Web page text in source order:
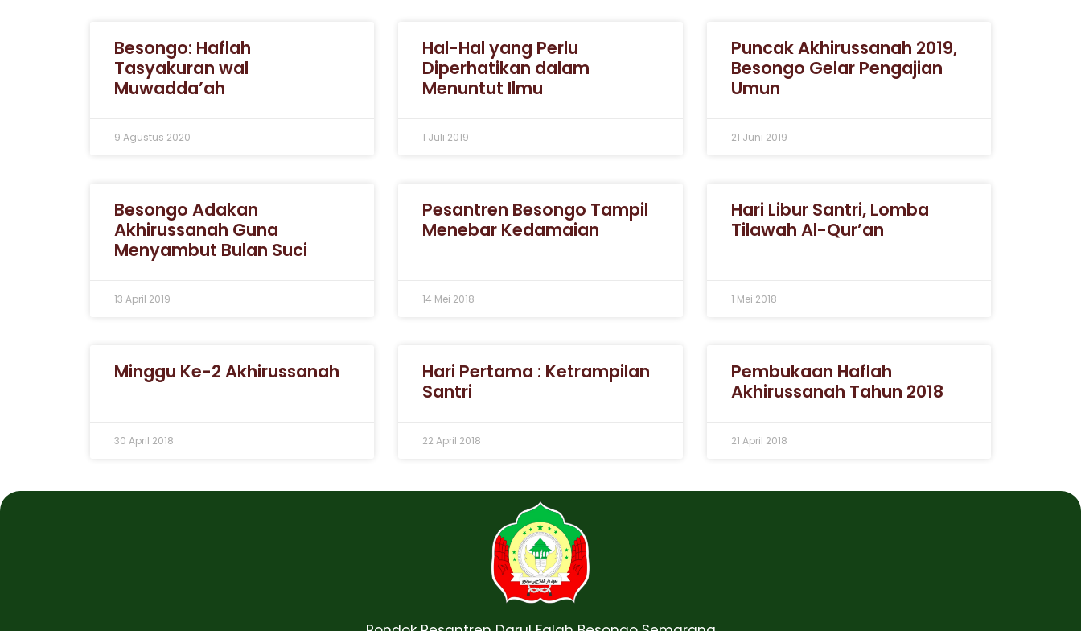
Besongo: Haflah
Tasyakuran wal
Muwadda’ah
9 Agustus 2020
Hal-Hal yang Perlu
Diperhatikan dalam
Menuntut Ilmu
1 Juli 2019
Puncak Akhirussanah 2019,
Besongo Gelar Pengajian
Umun
21 Juni 2019
Besongo Adakan
Akhirussanah Guna
Menyambut Bulan Suci
13 April 2019
Pesantren Besongo Tampil
Menebar Kedamaian
14 Mei 2018
Hari Libur Santri, Lomba
Tilawah Al-Qur’an
1 Mei 2018
Minggu Ke-2 Akhirussanah
30 April 2018
Hari Pertama : Ketrampilan
Santri
22 April 2018
Pembukaan Haflah
Akhirussanah Tahun 2018
21 April 2018